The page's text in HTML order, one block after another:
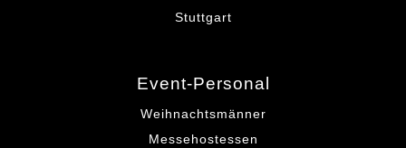
Stuttgart
Event-Personal
Weihnachtsmänner
Messehostessen